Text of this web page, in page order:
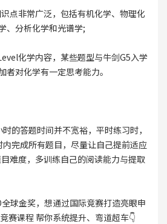
点非常广泛，包括有机化学、物理化
、分析化学和光谱学;
化学内容，某些题型与牛剑G5入学
者对化学有一定思考能力。
的答题时间并不宽裕，平时练习时，
完成所有题目，尽量让自己提前适应
难度，多训练自己的阅读能力与提取
球金奖，想通过国际竞赛打造亮眼申
赛课程 帮你系统提升、弯道超车👇